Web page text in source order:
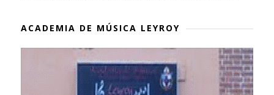
ACADEMIA DE MÚSICA LEYROY